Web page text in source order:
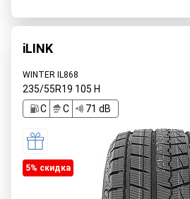
iLINK
WINTER IL868
235/55R19 105 H
C
C 71 dB
5% cкидка